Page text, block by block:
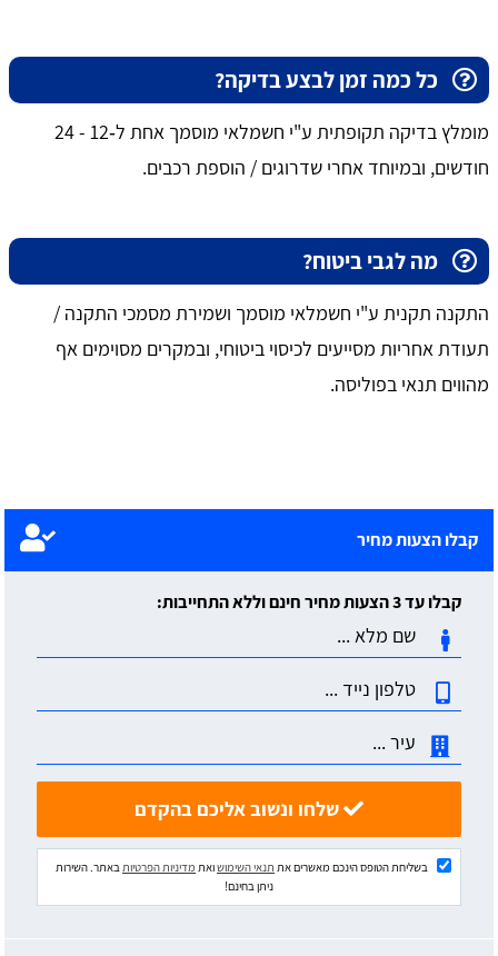
כל כמה זמן לבצע בדיקה?
מומלץ בדיקה תקופתית ע"י חשמלאי מוסמך אחת ל‑12 - 24
חודשים, ובמיוחד אחרי שדרוגים / הוספת רכבים.
מה לגבי ביטוח?
התקנה תקנית ע"י חשמלאי מוסמך ושמירת מסמכי התקנה /
תעודת אחריות מסייעים לכיסוי ביטוחי, ובמקרים מסוימים אף
מהווים תנאי בפוליסה.
קבלו הצעות מחיר
קבלו עד 3 הצעות מחיר חינם וללא התחייבות:
בשליחת הטופס הינכם מאשרים את תנאי השימושואת מדיניות הפרטיות באתר. השירות
ניתן בחינם!